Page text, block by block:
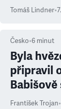
prioritu
Tomáš Lindner•
Česko•6 minut
Byla
připravil
František Trojan•